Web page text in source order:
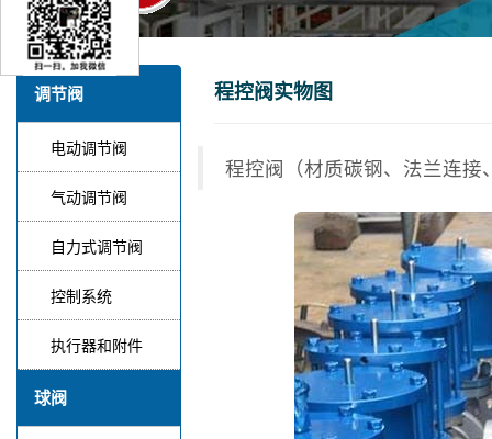
调节阀
电动调节阀
气动调节阀
自力式调节阀
控制系统
执行器和附件
球阀
程控阀实物图
程控阀（材质碳钢、法兰连